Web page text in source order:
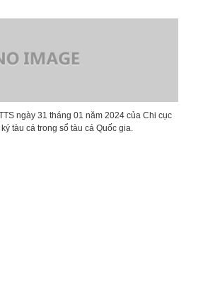
ngày 31 tháng 01 năm 2024 của Chi cục
tàu cá trong sổ tàu cá Quốc gia.